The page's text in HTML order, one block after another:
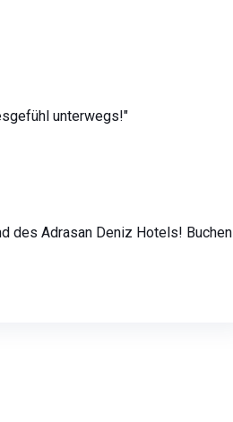
unterwegs!"
des Adrasan Deniz Hotels! Buchen